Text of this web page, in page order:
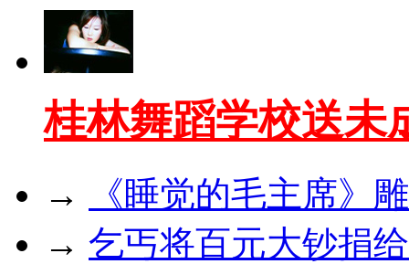
桂林舞蹈学校送未
→
《睡觉的毛主席》
→ 乞丐将百元大钞捐